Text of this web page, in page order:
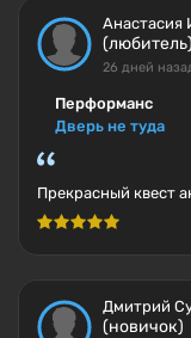
Анастасия
(любитель)
26 дней
Перформанс
Дверь не туда
Прекрасный квест
Дмитрий
(новичок)